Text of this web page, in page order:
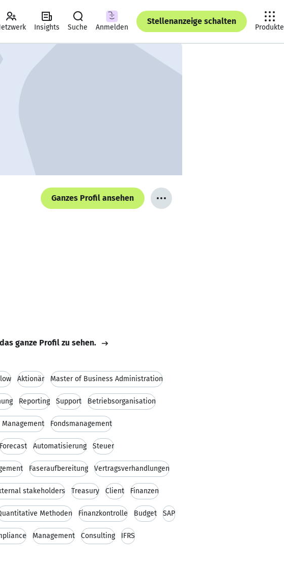
Insights Suche Anmelden
Stellenanzeige schalten
Produkte
Ganzes Profil ansehen
ganze Profil zu sehen.
Aktionär Master of Business Administration
Reporting Support Betriebsorganisation
Management Fondsmanagement
Forecast Automatisierung Steuer
Faseraufbereitung Vertragsverhandlungen
stakeholders Treasury Client Finanzen
Methoden Finanzkontrolle Budget SAP
Management Consulting IFRS